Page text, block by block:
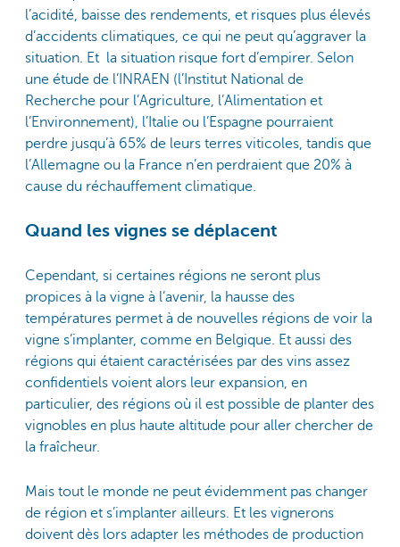
l’acidité, baisse des rendements, et risques plus élevés
d’accidents climatiques, ce qui ne peut qu’aggraver la
situation. Et la situation risque fort d’empirer. Selon
une étude de l’INRAEN (l’Institut National de
Recherche pour l’Agriculture, l’Alimentation et
l’Environnement), l’Italie ou l’Espagne pourraient
perdre jusqu’à 65% de leurs terres viticoles, tandis que
l’Allemagne ou la France n’en perdraient que 20% à
cause du réchauffement climatique.
Quand les vignes se déplacent
Cependant, si certaines régions ne seront plus
propices à la vigne à l’avenir, la hausse des
températures permet à de nouvelles régions de voir la
vigne s’implanter, comme en Belgique. Et aussi des
régions qui étaient caractérisées par des vins assez
confidentiels voient alors leur expansion, en
particulier, des régions où il est possible de planter des
vignobles en plus haute altitude pour aller chercher de
la fraîcheur.
Mais tout le monde ne peut évidemment pas changer
de région et s’implanter ailleurs. Et les vignerons
doivent dès lors adapter les méthodes de production